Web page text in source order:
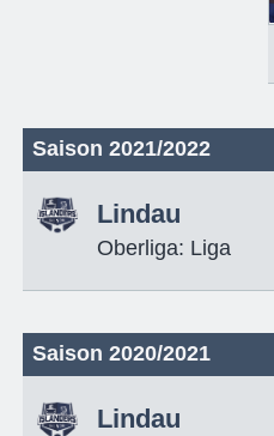
Saison 2021/2022
Lindau
Oberliga: Liga
Saison 2020/2021
Lindau